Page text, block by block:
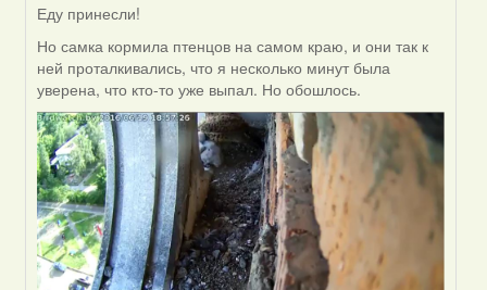
In
reply
to
by
Harrier
Еду принесли!
Но самка кормила птенцов на самом краю, и они так к
ней проталкивались, что я несколько минут была
уверена, что кто-то уже выпал. Но обошлось.